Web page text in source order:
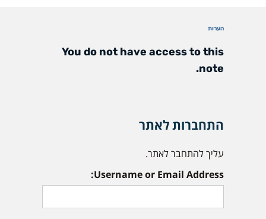
הערות
You do not have access to this
note.
התחברות לאתר
עליך להתחבר לאתר.
Username or Email Address: